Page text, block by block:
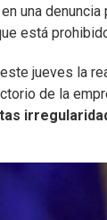
una denuncia
está
jueves la
de la